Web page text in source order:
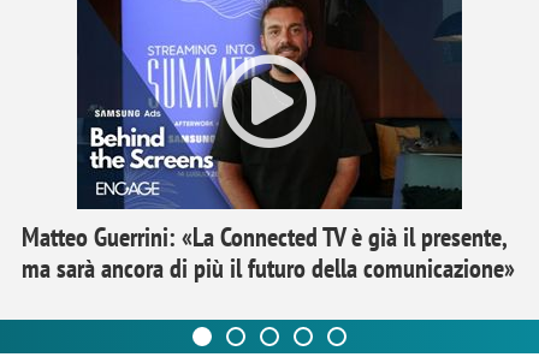
Matteo Guerrini: «La Connected TV è già il presente,
ma sarà ancora di più il futuro della comunicazione»